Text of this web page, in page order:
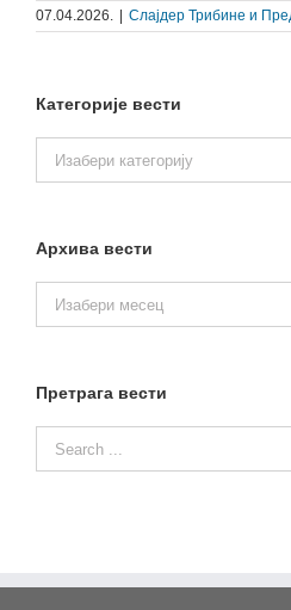
07.04.2026. Слајдер Трибине и
Категорије вести
вести
Архива вести
вести
Претрага вести